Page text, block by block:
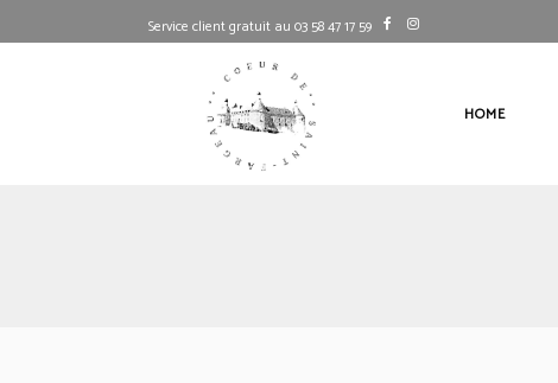
Service client gratuit au 03 58 47 17 59
HOME